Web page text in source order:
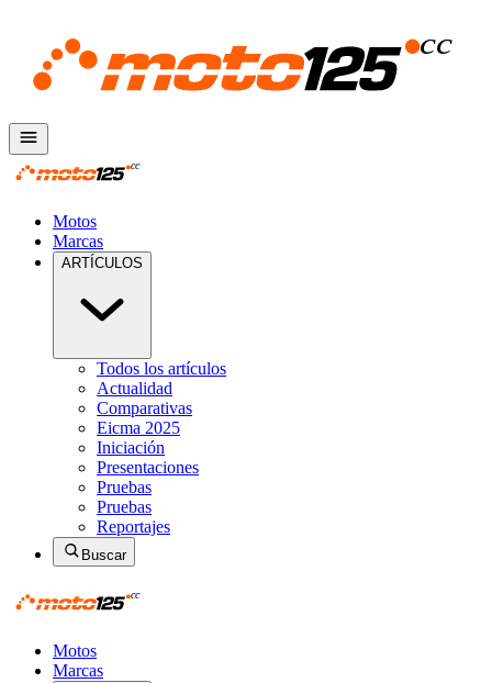
Motos
Marcas
ARTÍCULOS
Todos los artículos
Actualidad
Comparativas
Eicma 2025
Iniciación
Presentaciones
Pruebas
Pruebas
Reportajes
Buscar
Motos
Marcas